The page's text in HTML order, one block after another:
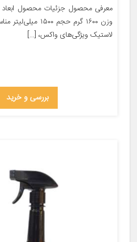
وزن ۱۶۰۰ گرم حجم
لاستیک ویژگی‌های واکس، […]
بررسی و خرید